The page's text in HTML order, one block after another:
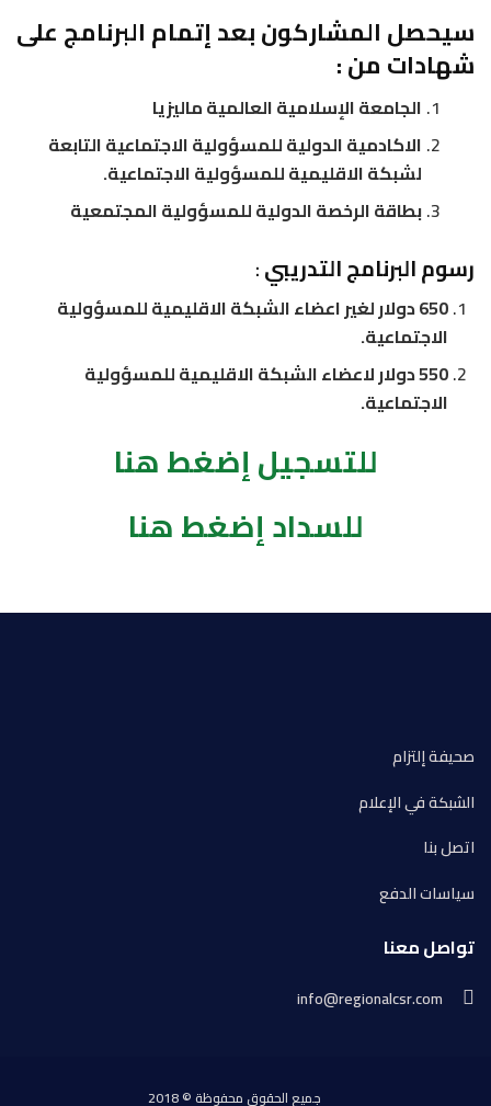
سيحصل المشاركون بعد إتمام البرنامج على
شهادات من :
الجامعة الإسلامية العالمية ماليزيا
الاكادمية الدولية للمسؤولية الاجتماعية التابعة
لشبكة الاقليمية للمسؤولية الاجتماعية.
بطاقة الرخصة الدولية للمسؤولية المجتمعية
رسوم البرنامج التدريبي:
650 دولار لغير اعضاء الشبكة الاقليمية للمسؤولية
الاجتماعية.
550 دولار لاعضاء الشبكة الاقليمية للمسؤولية
الاجتماعية.
للتسجيل إضغط هنا
للسداد إضغط هنا
صحيفة إلتزام
الشبكة في الإعلام
اتصل بنا
سياسات الدفع
تواصل معنا
جميع الحقوق محفوظة © 2018